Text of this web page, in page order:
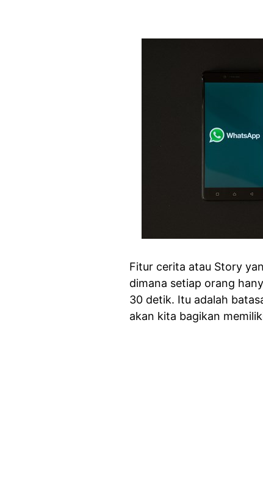
Fitur cerita atau Story
dimana setiap orang
30 detik. Itu adalah
akan kita bagikan